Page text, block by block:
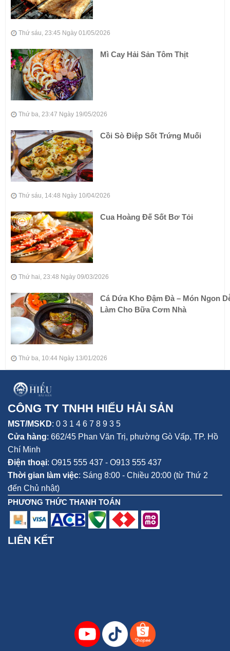
Thứ sáu, 23:45 Ngày 01/05/2026
Mì Cay Hải Sản Tôm Thịt
Thứ ba, 23:47 Ngày 19/05/2026
Cồi Sò Điệp Sốt Trứng Muối
Thứ sáu, 14:48 Ngày 10/04/2026
Cua Hoàng Đế Sốt Bơ Tỏi
Thứ hai, 23:48 Ngày 09/03/2026
Cá Dứa Kho Đậm Đà – Món Ngon
Làm Cho Bữa Cơm Nhà
Thứ ba, 10:44 Ngày 13/01/2026
CÔNG TY TNHH HIẾU HẢI SẢN
MST/MSKD: 0 3 1 4 6 7 8 9 3 5
Cửa hàng: 662/45 Phan Văn Trị, phường Gò Vấp, TP. Hồ
Chí Minh
Điện thoại: O915 555 437 - O913 555 437
Thời gian làm việc: Sáng 8:00 - Chiều 20:00 (từ Thứ 2
đến Chủ nhật)
PHƯƠNG THỨC THANH TOÁN
LIÊN KẾT